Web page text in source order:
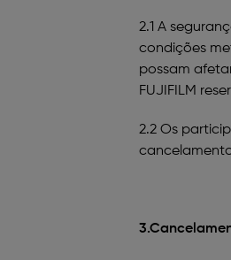
2.1 A
condições
possam
FUJIFILM
2.2 Os